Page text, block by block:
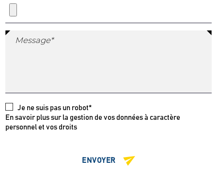
Message*
Je ne suis pas un robot*
En savoir plus sur la gestion de vos données à caractère
personnel et vos droits
ENVOYER